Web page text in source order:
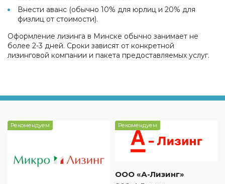
Внести аванс (обычно 10% для юрлиц и 20% для
физлиц от стоимости).
Оформление лизинга в Минске обычно занимает не
более 2-3 дней. Сроки зависят от конкретной
лизинговой компании и пакета предоставляемых услуг.
Рекомендуем Рекомендуем
ООО «А-Лизинг»